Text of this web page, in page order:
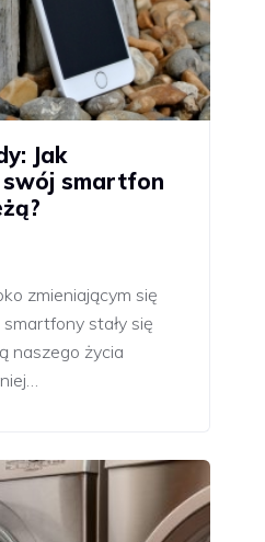
Jak
swój smartfon
zmieniającym się
stały się
naszego życia